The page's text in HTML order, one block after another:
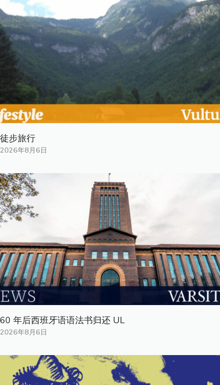
徒步旅行
2026年8月6日
60 年后西班牙语语法书归还 UL
2026年8月6日